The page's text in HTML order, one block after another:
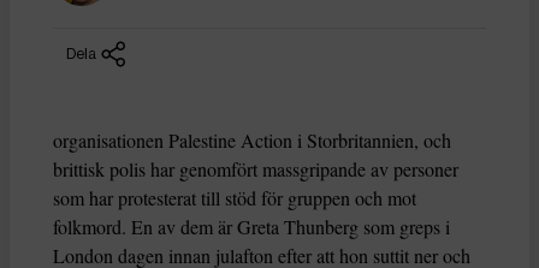
Dela
organisationen Palestine Action i Storbritannien, och
brittisk polis har genomfört massgripande av personer
som har protesterat till stöd för gruppen och mot
folkmord. En av dem är Greta Thunberg som greps i
London dagen innan julafton efter att hon suttit ner och